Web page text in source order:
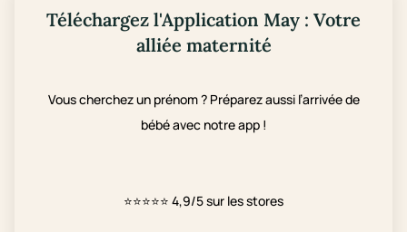
Téléchargez l'Application May : Votre
alliée maternité
Vous cherchez un prénom ? Préparez aussi l’arrivée de
bébé avec notre app !
⭐⭐⭐⭐⭐ 4,9/5 sur les stores